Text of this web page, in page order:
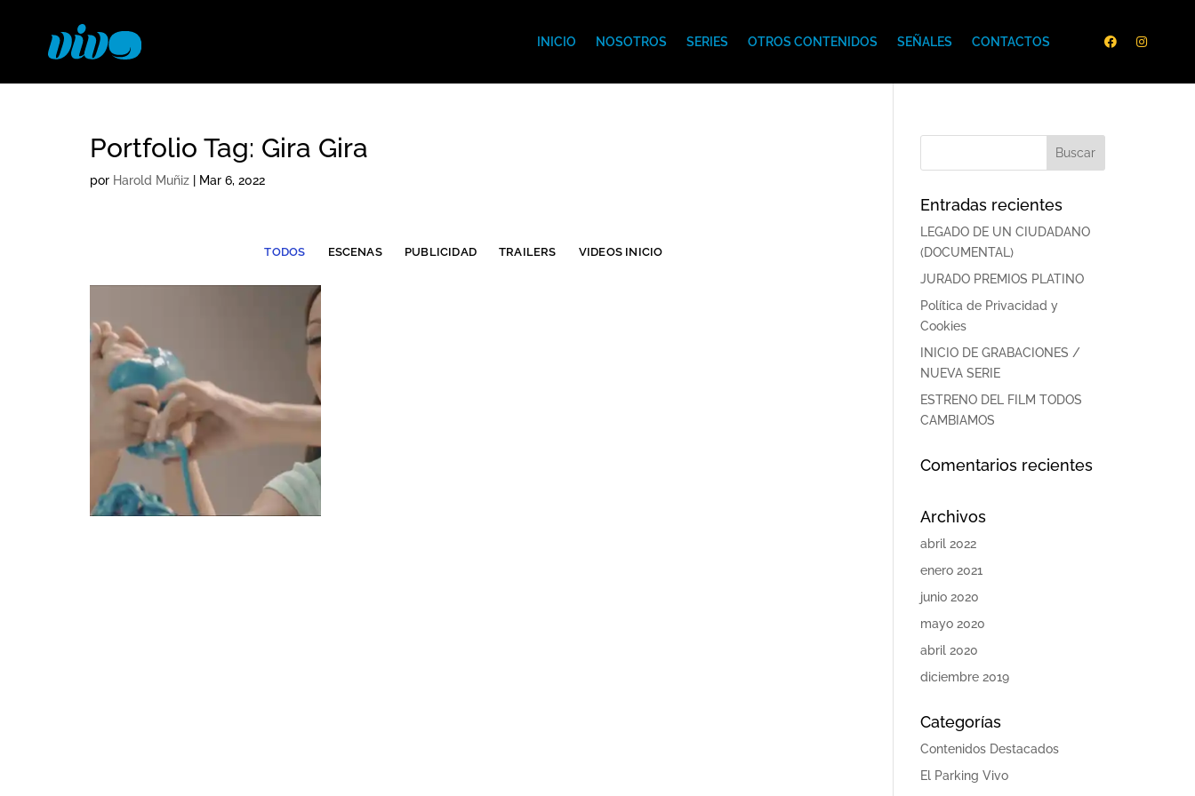
INICIO NOSOTROS SERIES OTROS CONTENIDOS SEÑALES CONTACTOS
Portfolio Tag: Gira Gira
por Harold Muñiz| Mar 6, 2022
TODOS ESCENAS PUBLICIDAD TRAILERS VIDEOS INICIO
Entradas recientes
LEGADO DE UN CIUDADANO
(DOCUMENTAL)
JURADO PREMIOS PLATINO
Política de Privacidad y
Cookies
INICIO DE GRABACIONES /
NUEVA SERIE
ESTRENO DEL FILM TODOS
CAMBIAMOS
Comentarios recientes
Archivos
abril 2022
enero 2021
junio 2020
mayo 2020
abril 2020
diciembre 2019
Categorías
Contenidos Destacados
El Parking Vivo